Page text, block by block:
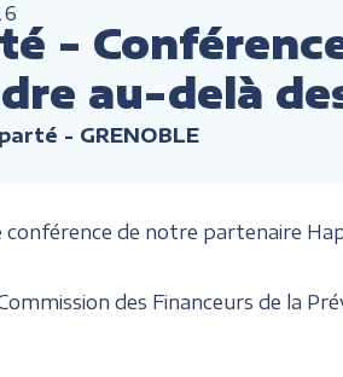
-
au-delà
- GRENOBLE
de notre partenaire
des Financeurs de la